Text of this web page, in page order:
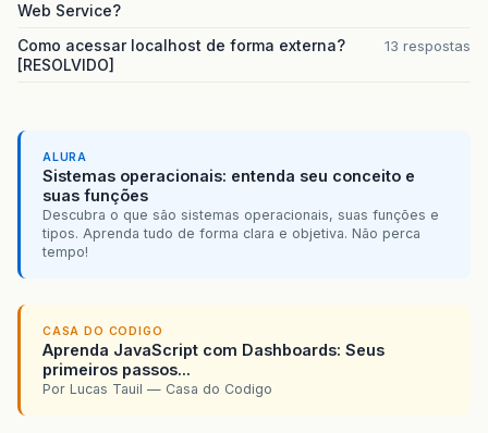
Web Service?
Como acessar localhost de forma externa?
[RESOLVIDO]
13 respostas
ALURA
Sistemas operacionais: entenda seu conceito e
suas funções
Descubra o que são sistemas operacionais, suas funções e
tipos. Aprenda tudo de forma clara e objetiva. Não perca
tempo!
CASA DO CODIGO
Aprenda JavaScript com Dashboards: Seus
primeiros passos...
Por Lucas Tauil — Casa do Codigo